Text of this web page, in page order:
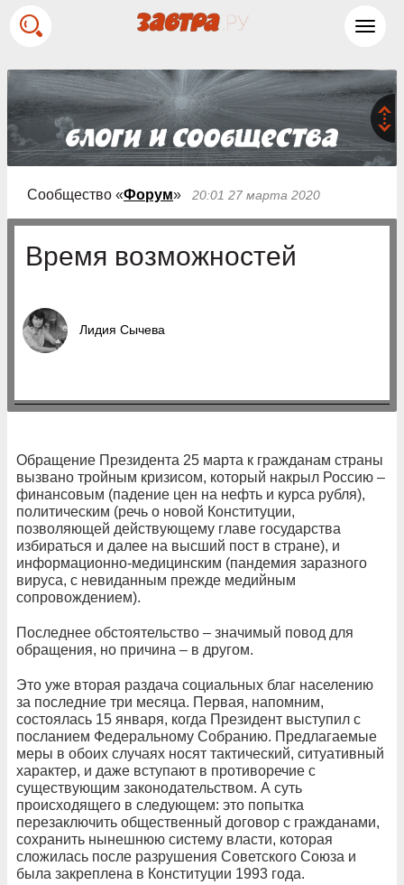
Сообщество «Форум» 20:01 27 марта 2020
Время возможностей
Лидия Сычева
Обращение Президента 25 марта к гражданам страны
вызвано тройным кризисом, который накрыл Россию –
финансовым (падение цен на нефть и курса рубля),
политическим (речь о новой Конституции,
позволяющей действующему главе государства
избираться и далее на высший пост в стране), и
информационно-медицинским (пандемия заразного
вируса, с невиданным прежде медийным
сопровождением).
Последнее обстоятельство – значимый повод для
обращения, но причина – в другом.
Это уже вторая раздача социальных благ населению
за последние три месяца. Первая, напомним,
состоялась 15 января, когда Президент выступил с
посланием Федеральному Собранию. Предлагаемые
меры в обоих случаях носят тактический, ситуативный
характер, и даже вступают в противоречие с
существующим законодательством. А суть
происходящего в следующем: это попытка
перезаключить общественный договор с гражданами,
сохранить нынешнюю систему власти, которая
сложилась после разрушения Советского Союза и
была закреплена в Конституции 1993 года.